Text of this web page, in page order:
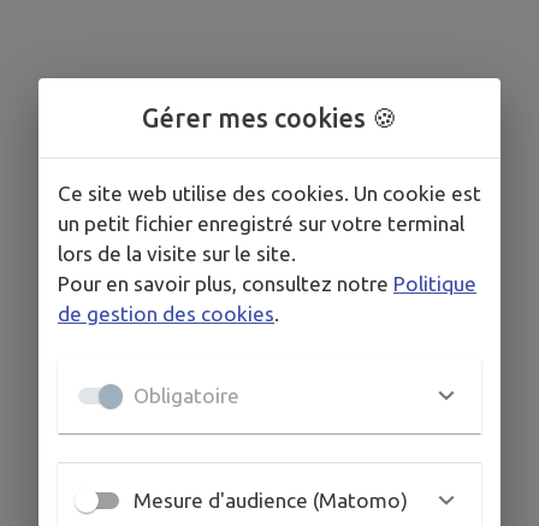
Gérer mes cookies 🍪
Ce site web utilise des cookies. Un cookie est
un petit fichier enregistré sur votre terminal
lors de la visite sur le site.
Pour en savoir plus, consultez notre Politique
de gestion des cookies
Obligatoire
Mesure d'audience (Matomo)